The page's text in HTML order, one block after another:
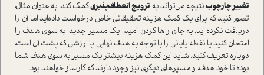
تغییر چارچوبنتیجه می‌تواند به ترویج انعطاف‌پذیریکمک کند. به عنوان مثال،
تصور کنید که برای یک کمک هزینه تحقیقاتی خاص درخواست داده‌اید اما آن را
دریافت نکرده‌اید. به جای رها کردن امید، یک مسیر جدید به سوی هدف را
امتحان کنید یا نقطه پایانی را با توجه به هدف نهایی یا ارزشی که پشت آن است،
دوباره تعریف کنید. شاید این کمک هزینه بیشتر یک مسیر به سوی هدف شما
بوده تا خود هدف، و مسیرهای دیگری نیز وجود دارند که کارساز خواهند بود.